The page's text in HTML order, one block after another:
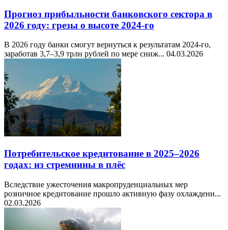
Прогноз прибыльности банковского сектора в
2026 году: грезы о высоте 2024-го
В 2026 году банки смогут вернуться к результатам 2024-го,
заработав 3,7–3,9 трлн рублей по мере сниж... 04.03.2026
Потребительское кредитование в 2025–2026
годах: из стремнины в плёс
Вследствие ужесточения макропруденциальных мер
розничное кредитование прошло активную фазу охлаждени...
02.03.2026